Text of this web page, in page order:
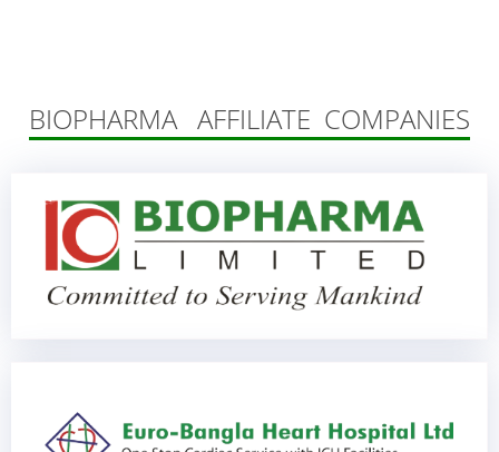
BIOPHARMA AFFILIATE COMPANIES